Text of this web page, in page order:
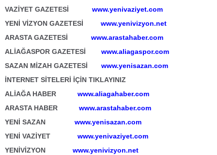
VAZİYET GAZETESİ www.yenivaziyet.com
YENİ VİZYON GAZETESİ
www.yenivizyon.net
ARASTA GAZETESİ www.arastahaber.com
ALİAĞASPOR GAZETESİ
www.aliagaspor.com
SAZAN MİZAH GAZETESİ
www.yenisazan.com
İNTERNET SİTELERİ İÇİN TIKLAYINIZ
ALİAĞA HABER www.aliagahaber.com
ARASTA HABER www.arastahaber.com
YENİ SAZAN www.yenisazan.com
YENİ VAZİYET www.yenivaziyet.com
YENİVİZYON www.yenivizyon.net